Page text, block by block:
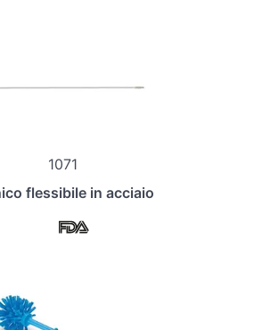
1071
flessibile in acciaio